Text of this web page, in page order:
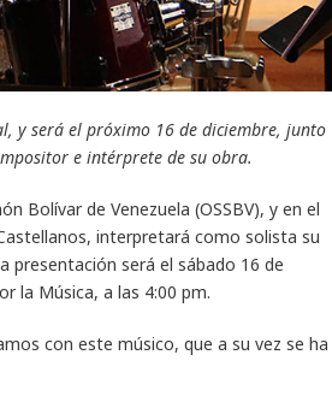
y será el próximo 16 de diciembre, junto
e intérprete de su obra.
Bolívar de Venezuela (OSSBV), y en el
interpretará como solista su
presentación será el sábado 16 de
la Música, a las 4:00 pm.
con este músico, que a su vez se ha